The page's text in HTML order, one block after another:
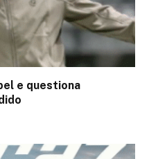
e questiona